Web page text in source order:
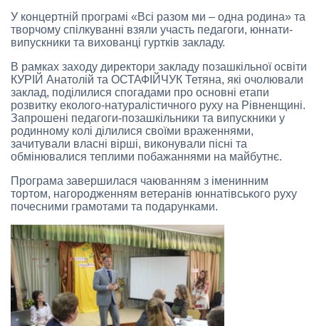
У концертній програмі «Всі разом ми – одна родина» та
творчому спілкуванні взяли участь педагоги, юннати-
випускники та вихованці гуртків закладу.
В рамках заходу директори закладу позашкільної освіти
КУРІЙ Анатолій та ОСТАФІЙЧУК Тетяна, які очолювали
заклад, поділилися спогадами про основні етапи
розвитку еколого-натуралістичного руху на Рівненщині.
Запрошені педагоги-позашкільники та випускники у
родинному колі ділилися своїми враженнями,
зачитували власні вірші, виконували пісні та
обмінювалися теплими побажаннями на майбутнє.
Програма завершилася чаюванням з іменинним
тортом, нагородженням ветеранів юннатівського руху
почесними грамотами та подарунками.